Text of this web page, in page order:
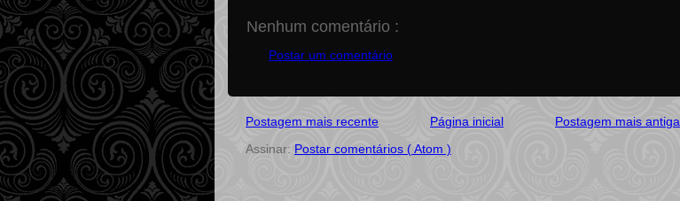
Nenhum comentário :
Postar um comentário
Postagem mais recente Postagem mais antiga
Página inicial
Assinar: Postar comentários ( Atom )